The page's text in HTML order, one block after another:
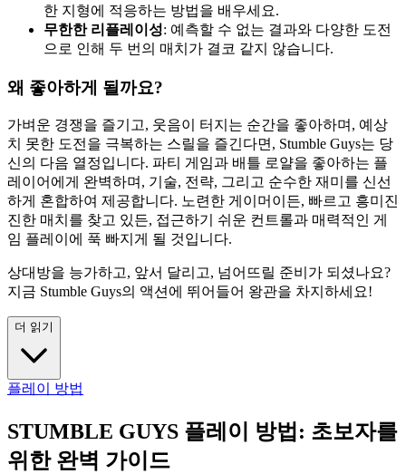
한 지형에 적응하는 방법을 배우세요.
무한한 리플레이성: 예측할 수 없는 결과와 다양한 도전
으로 인해 두 번의 매치가 결코 같지 않습니다.
왜 좋아하게 될까요?
가벼운 경쟁을 즐기고, 웃음이 터지는 순간을 좋아하며, 예상
치 못한 도전을 극복하는 스릴을 즐긴다면, Stumble Guys는 당
신의 다음 열정입니다. 파티 게임과 배틀 로얄을 좋아하는 플
레이어에게 완벽하며, 기술, 전략, 그리고 순수한 재미를 신선
하게 혼합하여 제공합니다. 노련한 게이머이든, 빠르고 흥미진
진한 매치를 찾고 있든, 접근하기 쉬운 컨트롤과 매력적인 게
임 플레이에 푹 빠지게 될 것입니다.
상대방을 능가하고, 앞서 달리고, 넘어뜨릴 준비가 되셨나요?
지금 Stumble Guys의 액션에 뛰어들어 왕관을 차지하세요!
더 읽기
플레이 방법
STUMBLE GUYS 플레이 방법: 초보자를
위한 완벽 가이드